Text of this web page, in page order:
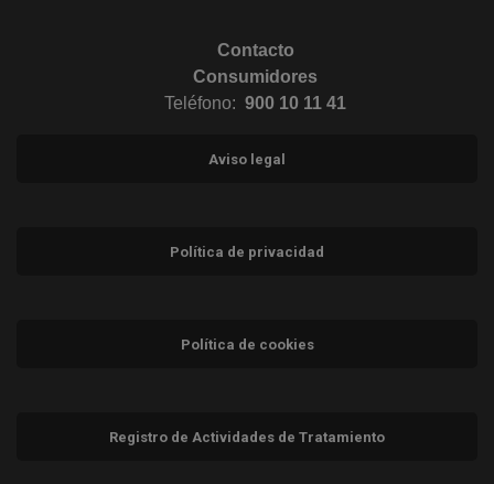
Contacto
Consumidores
Teléfono: 900 10 11 41
Aviso legal
Política de privacidad
Política de cookies
Registro de Actividades de Tratamiento